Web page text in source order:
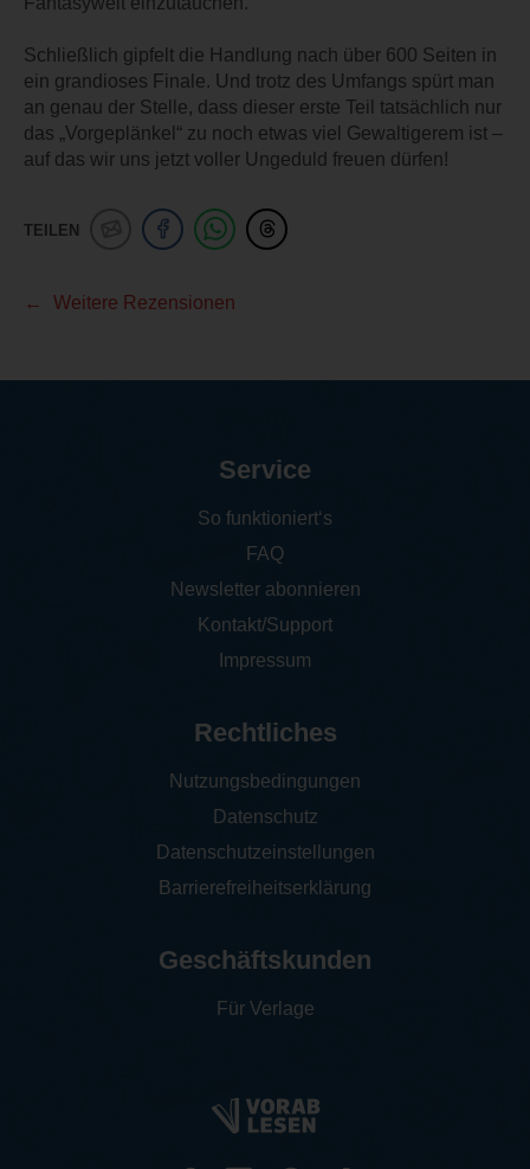
Schließlich gipfelt die Handlung nach über 600 Seiten in
ein grandioses Finale. Und trotz des Umfangs spürt man
an genau der Stelle, dass dieser erste Teil tatsächlich nur
das „Vorgeplänkel“ zu noch etwas viel Gewaltigerem ist –
auf das wir uns jetzt voller Ungeduld freuen dürfen!
TEILEN
Weitere Rezensionen
Service
So funktioniert‘s
FAQ
Newsletter abonnieren
Kontakt/Support
Impressum
Rechtliches
Nutzungsbedingungen
Datenschutz
Datenschutzeinstellungen
Barrierefreiheitserklärung
Geschäftskunden
Für Verlage